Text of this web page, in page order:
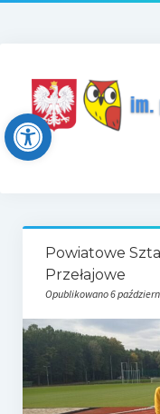
Open
Dziennik elektroniczny
Dla nauczycieli
Poczta szkolna
Dziennik elektroniczny
Powiatowe
Przełajowe
Opublikowano 6